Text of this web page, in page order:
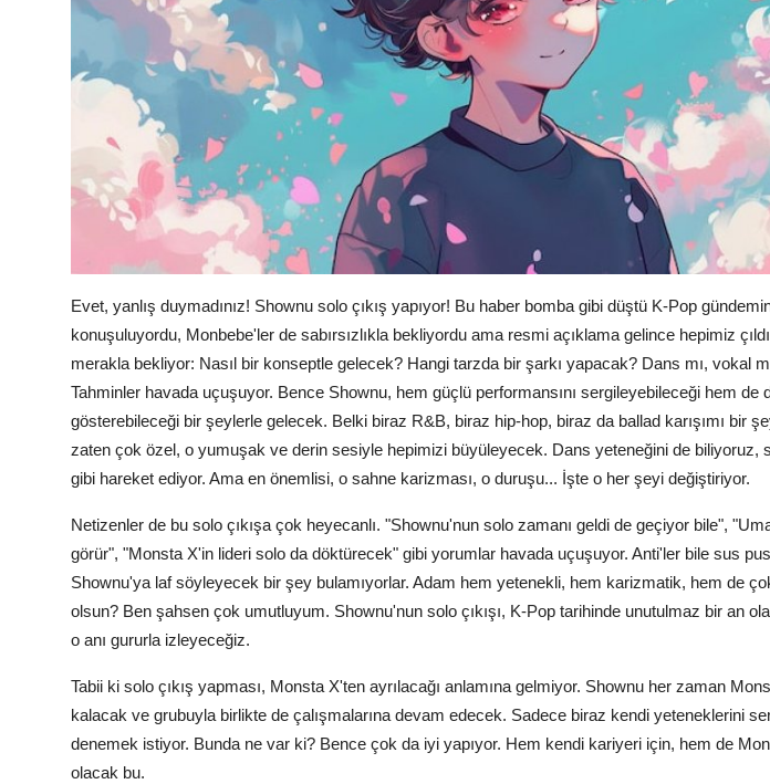
Evet, yanlış duymadınız! Shownu solo çıkış yapıyor! Bu haber bomba gibi düştü K-Pop
konuşuluyordu, Monbebe'ler de sabırsızlıkla bekliyordu ama resmi açıklama gelince hepimiz
merakla bekliyor: Nasıl bir konseptle gelecek? Hangi tarzda bir şarkı yapacak? Dans mı, vokal
Tahminler havada uçuşuyor. Bence Shownu, hem güçlü performansını sergileyebileceği hem de
gösterebileceği bir şeylerle gelecek. Belki biraz R&B, biraz hip-hop, biraz da ballad karışımı bir
zaten çok özel, o yumuşak ve derin sesiyle hepimizi büyüleyecek. Dans yeteneğini de biliyoruz,
gibi hareket ediyor. Ama en önemlisi, o sahne karizması, o duruşu... İşte o her şeyi değiştiriyor.
Netizenler de bu solo çıkışa çok heyecanlı. "Shownu'nun solo zamanı geldi de geçiyor bile",
görür", "Monsta X'in lideri solo da döktürecek" gibi yorumlar havada uçuşuyor. Anti'ler bile sus
Shownu'ya laf söyleyecek bir şey bulamıyorlar. Adam hem yetenekli, hem karizmatik, hem de
olsun? Ben şahsen çok umutluyum. Shownu'nun solo çıkışı, K-Pop tarihinde unutulmaz bir an
o anı gururla izleyeceğiz.
Tabii ki solo çıkış yapması, Monsta X'ten ayrılacağı anlamına gelmiyor. Shownu her zaman
kalacak ve grubuyla birlikte de çalışmalarına devam edecek. Sadece biraz kendi yeteneklerini
denemek istiyor. Bunda ne var ki? Bence çok da iyi yapıyor. Hem kendi kariyeri için, hem de
olacak bu.